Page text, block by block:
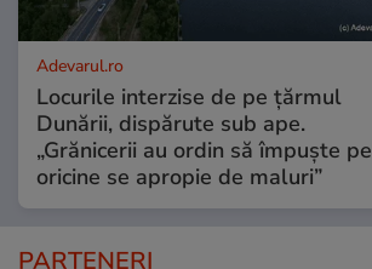
Adevarul.ro
Locurile interzise de pe țărmul
Dunării, dispărute sub ape.
„Grănicerii au ordin să împuște pe
oricine se apropie de maluri”
PARTENERI